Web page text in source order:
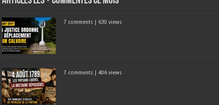
7 comments | 630 views
7 comments |406 views